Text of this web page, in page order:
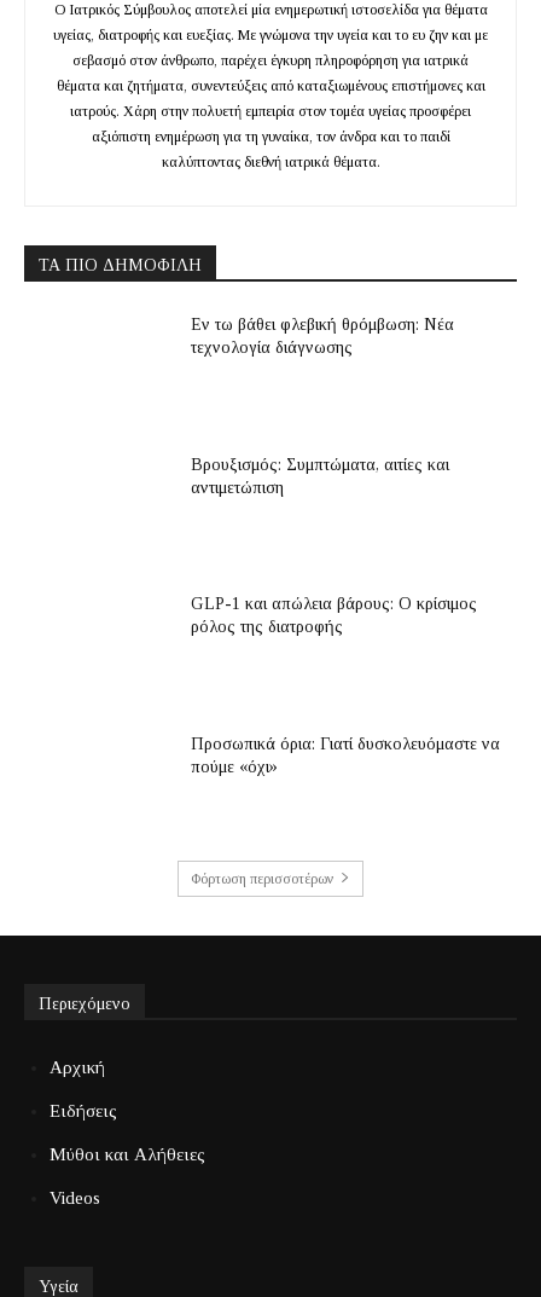
Ο Ιατρικός Σύμβουλος αποτελεί μία ενημερωτική ιστοσελίδα για θέματα
υγείας, διατροφής και ευεξίας. Με γνώμονα την υγεία και το ευ ζην και με
σεβασμό στον άνθρωπο, παρέχει έγκυρη πληροφόρηση για ιατρικά
θέματα και ζητήματα, συνεντεύξεις από καταξιωμένους επιστήμονες και
ιατρούς. Χάρη στην πολυετή εμπειρία στον τομέα υγείας προσφέρει
αξιόπιστη ενημέρωση για τη γυναίκα, τον άνδρα και το παιδί
καλύπτοντας διεθνή ιατρικά θέματα.
ΤΑ ΠΙΟ ΔΗΜΟΦΙΛΉ
Εν τω βάθει φλεβική θρόμβωση: Νέα
τεχνολογία διάγνωσης
Βρουξισμός: Συμπτώματα, αιτίες και
αντιμετώπιση
GLP-1 και απώλεια βάρους: Ο κρίσιμος
ρόλος της διατροφής
Προσωπικά όρια: Γιατί δυσκολευόμαστε να
πούμε «όχι»
Φόρτωση περισσοτέρων
Περιεχόμενο
Αρχική
Ειδήσεις
Μύθοι και Αλήθειες
Videos
Υγεία